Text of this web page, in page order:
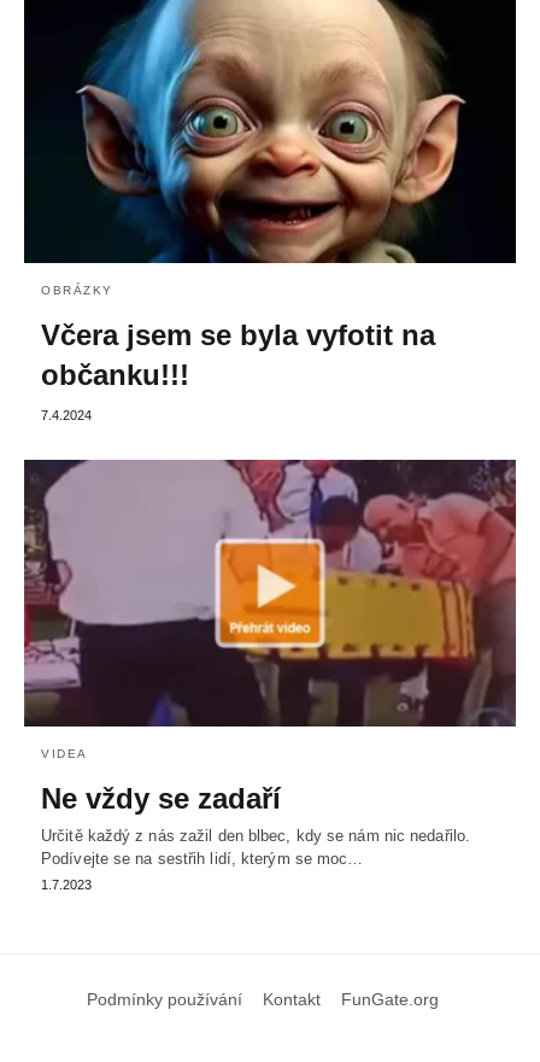
OBRÁZKY
Včera jsem se byla vyfotit na
občanku!!!
7.4.2024
VIDEA
Ne vždy se zadaří
Určitě každý z nás zažil den blbec, kdy se nám nic nedařilo.
Podívejte se na sestřih lidí, kterým se moc…
1.7.2023
Podmínky používání Kontakt FunGate.org